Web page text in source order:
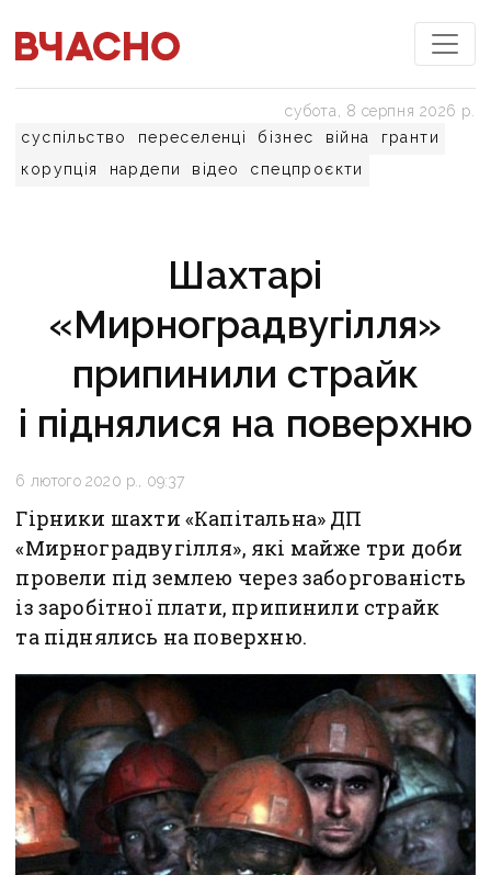
суспільство переселенці бізнес війна
гранти
корупція
нардепи відео спецпроєкти
субота, 8 серпня 2026 р.
Шахтарі
«Мирноградвугілля»
припинили страйк
і піднялися на поверхню
6 лютого 2020 р., 09:37
Гірники шахти «Капітальна» ДП
«Мирноградвугілля», які майже три доби
провели під землею через заборгованість
із заробітної плати, припинили страйк
та піднялись на поверхню.